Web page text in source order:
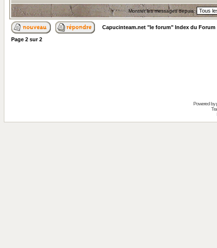
Montrer les messages depuis:
Capucinteam.net "le forum" Index du Forum
Page 2 sur2
Powered by